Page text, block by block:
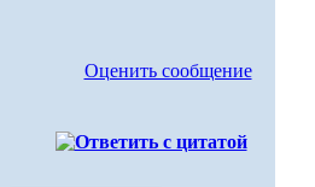
Оценить сообщение